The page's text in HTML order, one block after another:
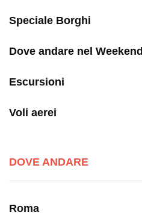
Speciale Borghi
Dove andare nel Weekend
Escursioni
Voli aerei
DOVE ANDARE
Roma